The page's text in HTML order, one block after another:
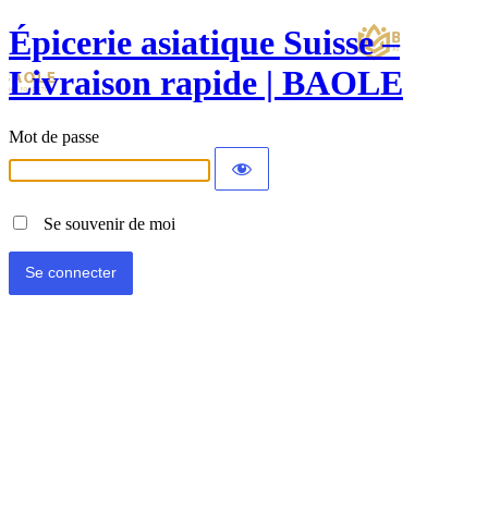
Épicerie asiatique Suisse –
Livraison rapide | BAOLE
Mot de passe
Se souvenir de moi